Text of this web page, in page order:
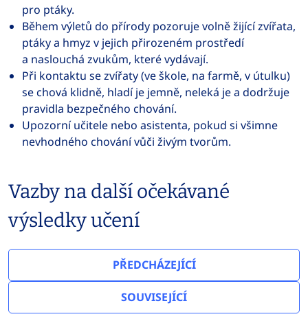
pro ptáky.
Během výletů do přírody pozoruje volně žijící zvířata,
ptáky a hmyz v jejich přirozeném prostředí
a naslouchá zvukům, které vydávají.
Při kontaktu se zvířaty (ve škole, na farmě, v útulku)
se chová klidně, hladí je jemně, neleká je a dodržuje
pravidla bezpečného chování.
Upozorní učitele nebo asistenta, pokud si všimne
nevhodného chování vůči živým tvorům.
Vazby na další očekávané
výsledky učení
PŘEDCHÁZEJÍCÍ
SOUVISEJÍCÍ